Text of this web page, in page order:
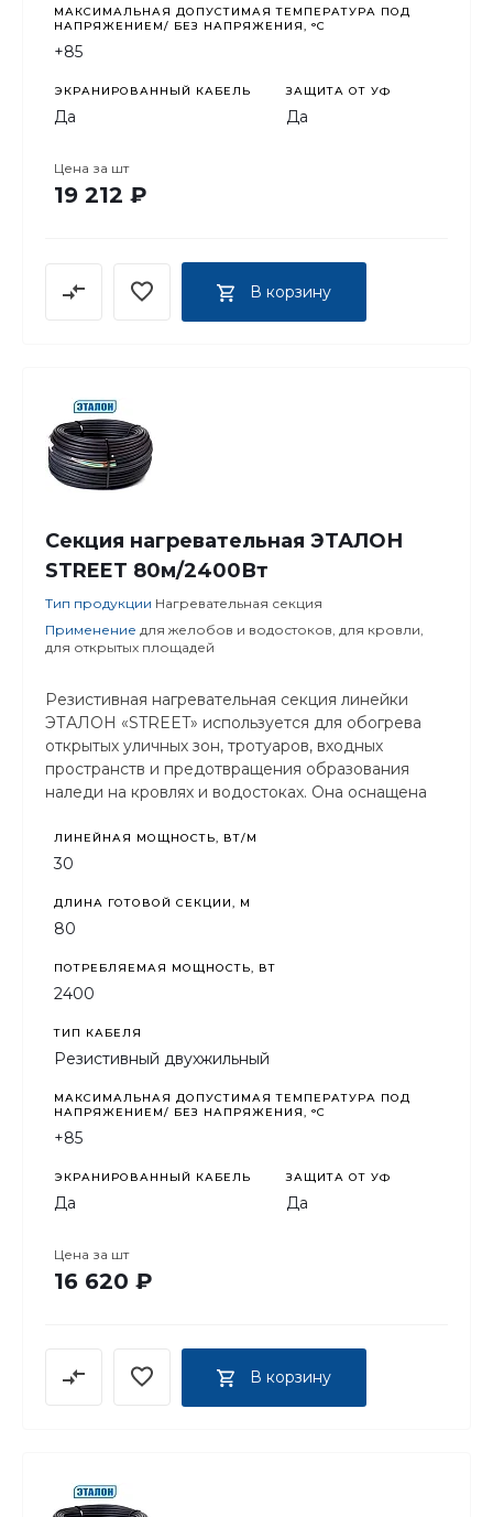
МАКСИМАЛЬНАЯ ДОПУСТИМАЯ ТЕМПЕРАТУРА ПОД
НАПРЯЖЕНИЕМ/ БЕЗ НАПРЯЖЕНИЯ, °C
+85
ЭКРАНИРОВАННЫЙ КАБЕЛЬ
Да
ЗАЩИТА ОТ УФ
Да
Цена за шт
19 212 ₽
В корзину
Секция нагревательная ЭТАЛОН
STREET 80м/2400Вт
Тип продукции Нагревательная секция
Применение для желобов и водостоков, для кровли,
для открытых площадей
Резистивная нагревательная секция линейки
ЭТАЛОН «STREET» используется для обогрева
открытых уличных зон, тротуаров, входных
пространств и предотвращения образования
наледи на кровлях и водостоках. Она оснащена
ЛИНЕЙНАЯ МОЩНОСТЬ, ВТ/М
30
ДЛИНА ГОТОВОЙ СЕКЦИИ, М
80
ПОТРЕБЛЯЕМАЯ МОЩНОСТЬ, ВТ
2400
ТИП КАБЕЛЯ
Резистивный двухжильный
МАКСИМАЛЬНАЯ ДОПУСТИМАЯ ТЕМПЕРАТУРА ПОД
НАПРЯЖЕНИЕМ/ БЕЗ НАПРЯЖЕНИЯ, °C
+85
ЭКРАНИРОВАННЫЙ КАБЕЛЬ
Да
ЗАЩИТА ОТ УФ
Да
Цена за шт
16 620 ₽
В корзину